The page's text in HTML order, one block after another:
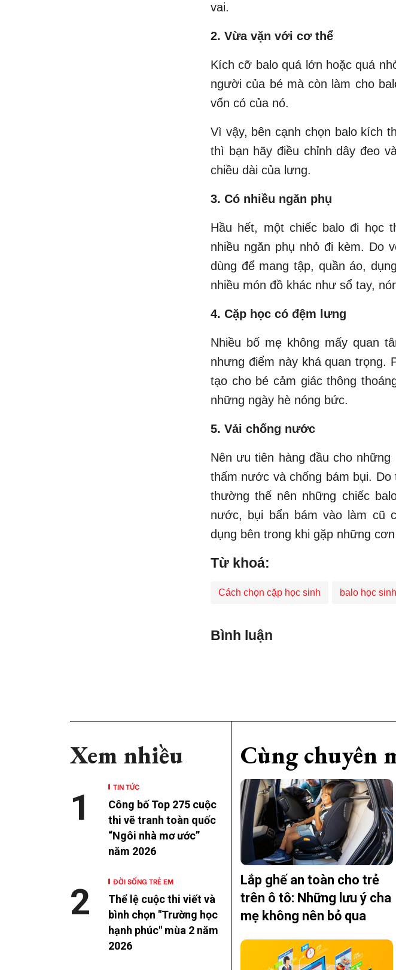
vai.
2. Vừa vặn với cơ thể
Kích cỡ balo quá lớn hoặc quá
người của bé mà còn làm cho
vốn có của nó.
Vì vậy, bên cạnh chọn balo kích
thì bạn hãy điều chỉnh dây đeo
chiều dài của lưng.
3. Có nhiều ngăn phụ
Hầu hết, một chiếc balo đi học
nhiều ngăn phụ nhỏ đi kèm. Do
dùng để mang tập, quần áo,
nhiều món đồ khác như sổ tay,
4. Cặp học có đệm lưng
Nhiều bố mẹ không mấy quan
nhưng điểm này khá quan trọng.
tạo cho bé cảm giác thông
những ngày hè nóng bức.
5. Vải chống nước
Nên ưu tiên hàng đầu cho
thấm nước và chống bám bụi.
thường thế nên những chiếc
nước, bụi bẩn bám vào làm cũ
dụng bên trong khi gặp những
Từ khoá:
Cách chọn cặp học sinh balo học sinh
Bình luận
Xem nhiều
TIN TỨC
Công bố Top 275 cuộc
thi vẽ tranh toàn quốc
“Ngôi nhà mơ ước”
năm 2026
1
ĐỜI SỐNG TRẺ EM
Thể lệ cuộc thi viết và
bình chọn "Trường học
hạnh phúc" mùa 2 năm
2026
2
Cùng chuyên
Lắp ghế an toàn cho trẻ
trên ô tô: Những lưu ý cha
mẹ không nên bỏ qua